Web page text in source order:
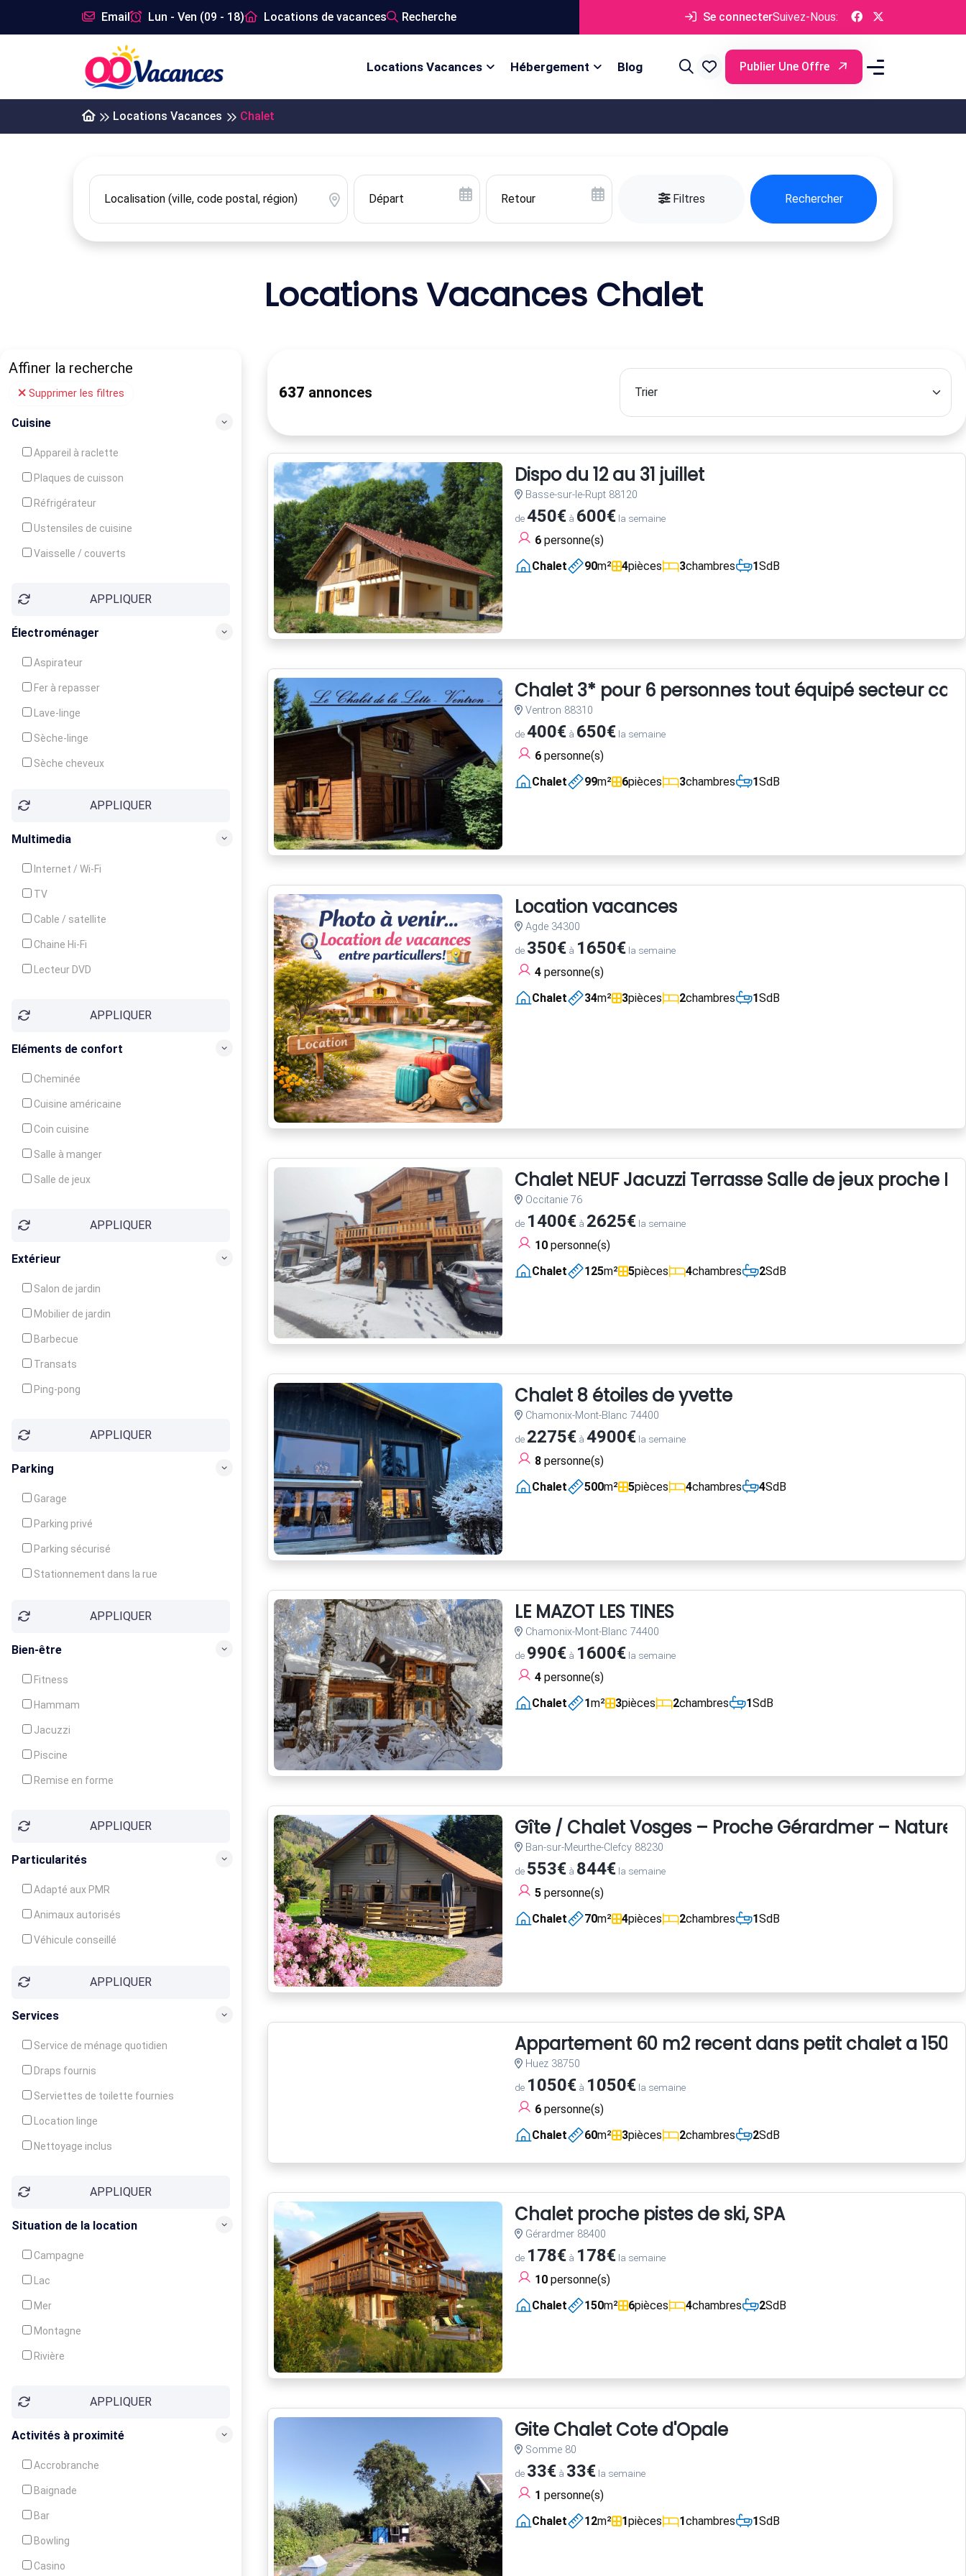
Email Lun - Ven (09 - 18) Locations de vacances Recherche Se connecterSuivez-Nous:
Locations Vacances Hébergement Blog Publier Une Offre
Locations Vacances Chalet
Filtres Rechercher
Locations Vacances Chalet
Affiner la recherche
Supprimer les filtres
Cuisine
Appareil à raclette
Plaques de cuisson
Réfrigérateur
Ustensiles de cuisine
Vaisselle / couverts
Congélateur
APPLIQUER
Électroménager
Aspirateur
Fer à repasser
Lave-linge
Sèche-linge
Sèche cheveux
APPLIQUER
Multimedia
Internet / Wi-Fi
TV
Cable / satellite
Chaine Hi-Fi
Lecteur DVD
APPLIQUER
Eléments de confort
Cheminée
Cuisine américaine
Coin cuisine
Salle à manger
Salle de jeux
Balcon / Terrasse
APPLIQUER
Extérieur
Salon de jardin
Mobilier de jardin
Barbecue
Transats
Ping-pong
Jeux d'enfantsAPPLIQUER
Parking
Garage
Parking privé
Parking sécurisé
Stationnement dans la rue
APPLIQUER
Bien-être
Fitness
Hammam
Jacuzzi
Piscine
Remise en forme
Soins du corpsAPPLIQUER
Particularités
Adapté aux PMR
Animaux autorisés
Véhicule conseillé
APPLIQUER
Services
Service de ménage quotidien
Draps fournis
Serviettes de toilette fournies
Location linge
Nettoyage inclus
Garde d'enfants
Crèche
APPLIQUER
Situation de la location
Campagne
Lac
Mer
Montagne
Rivière
APPLIQUER
Activités à proximité
Accrobranche
Baignade
Bar
Bowling
Casino
637 annonces
Dispo du 12 au 31 juillet
Basse-sur-le-Rupt 88120
de450€à 600€la semaine
6personne(s)
Chalet
90m² 4pièces 3chambres 1SdB
Chalet 3* pour 6 personnes tout équipé secteur
Ventron 88310
de400€à 650€la semaine
6personne(s)
Chalet
99m² 6pièces 3chambres 1SdB
Location vacances
Agde 34300
de 350€à 1650€la semaine
4personne(s)
Chalet
34m² 3pièces 2chambres 1SdB
Chalet NEUF Jacuzzi Terrasse Salle de jeux proche
Occitanie 76
de 1400€à 2625€la semaine
10personne(s)
Chalet
125m² 5pièces 4chambres 2SdB
Chalet 8 étoiles de yvette
Chamonix-Mont-Blanc 74400
de 2275€à 4900€la semaine
8personne(s)
Chalet
500m² 5pièces 4chambres 4SdB
LE MAZOT LES TINES
Chamonix-Mont-Blanc 74400
de 990€à 1600€la semaine
4personne(s)
Chalet
1m² 3pièces 2chambres 1SdB
Gîte / Chalet Vosges – Proche Gérardmer – Nature
Ban-sur-Meurthe-Clefcy 88230
de 553€à 844€la semaine
5personne(s)
Chalet
70m² 4pièces 2chambres 1SdB
Appartement 60 m2 recent dans petit chalet a 150
Huez 38750
de 1050€à 1050€la semaine
6personne(s)
Chalet
60m² 3pièces 2chambres 2SdB
Chalet proche pistes de ski, SPA
Gérardmer 88400
de 178€à 178€la semaine
10personne(s)
Chalet
150m² 6pièces 4chambres 2SdB
Gite Chalet Cote d'Opale
Somme 80
de 33€à 33€la semaine
1 personne(s)
Chalet
12m² 1pièces 1chambres 1SdB